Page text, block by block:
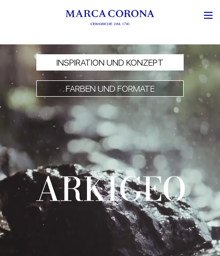
INSPIRATION UND KONZEPT
FARBEN UND FORMATE
Stimmungsvolles Video der Kollektion Arkigeo: stimmungsvolle